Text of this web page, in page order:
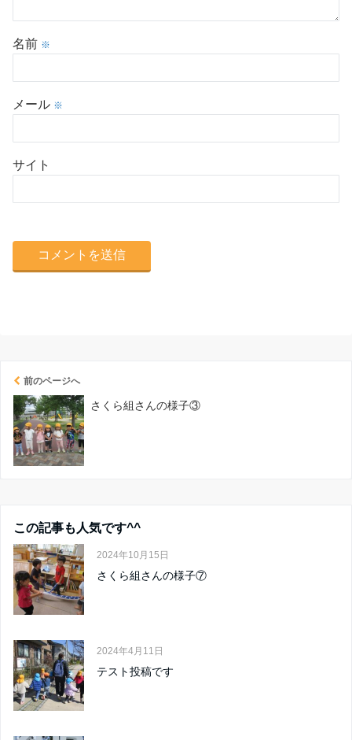
名前 ※
メール ※
サイト
前のページへ
さくら組さんの様子③
この記事も人気です^^
2024年10月15日
さくら組さんの様子⑦
2024年4月11日
テスト投稿です